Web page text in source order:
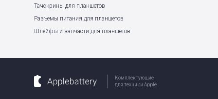
Тачскрины для планшетов
Разъемы питания для планшетов
Шлейфы и запчасти для планшетов
Комплектующие
для техники Apple